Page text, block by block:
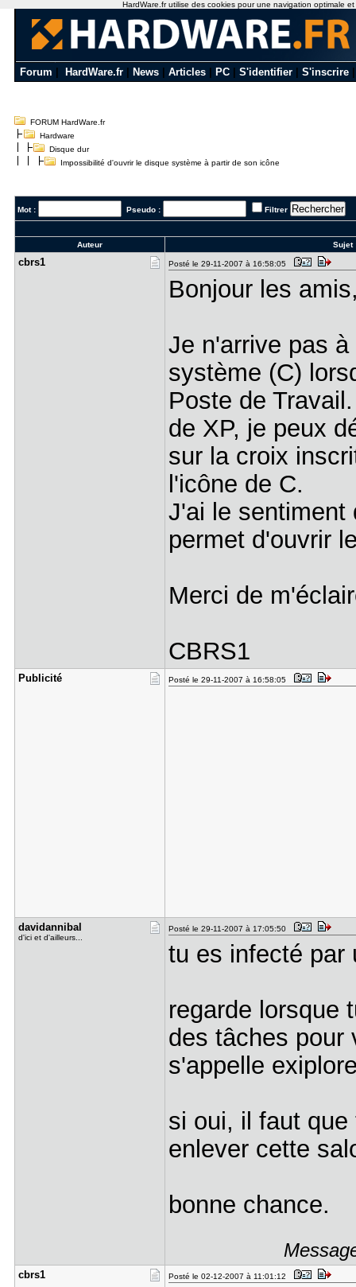
Forum HardWare.fr News Articles PC S'identifier S'inscrire
FORUM HardWare.fr
Hardware
Disque dur
Impossibilité d'ouvrir le disque système à partir de son icône
Mot : Pseudo : Filtrer
Auteur Sujet
cbrs1 Posté le 29-11-2007 à 16:58:05
Bonjour les
Je n'arrive pas
système (C)
Poste de
de XP, je peux
sur la croix
l'icône de C.
J'ai le sentiment
permet d'ouvrir
Merci de
CBRS1
Publicité Posté le 29-11-2007 à 16:58:05
davidannib​al
d'ici et d'ailleurs...
Posté le 29-11-2007 à 17:05:50
tu es infecté par
regarde lorsque
des tâches pour
s'appelle
si oui, il faut
enlever cette
bonne chance.
cbrs1 Posté le 02-12-2007 à 11:01:12
HardWare.fr utilise des cookies pour une navigation optimale